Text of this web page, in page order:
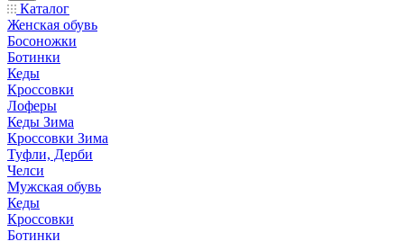
Каталог
Женская обувь
Босоножки
Ботинки
Кеды
Кроссовки
Лоферы
Кеды Зима
Кроссовки Зима
Туфли, Дерби
Челси
Мужская обувь
Кеды
Кроссовки
Ботинки